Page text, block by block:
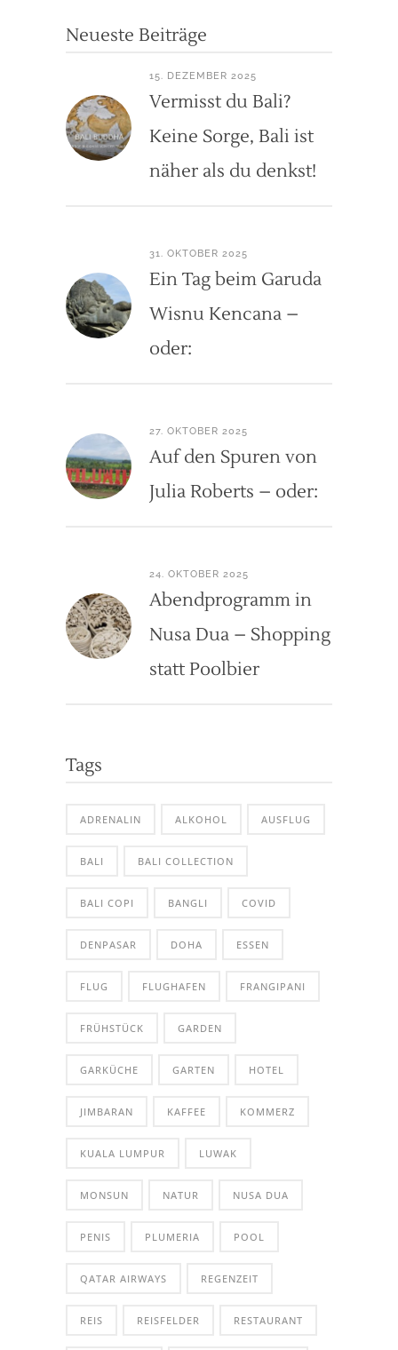
Neueste Beiträge
15. DEZEMBER 2025
Vermisst du Bali?
Keine Sorge, Bali ist
näher als du denkst!
31. OKTOBER 2025
Ein Tag beim Garuda
Wisnu Kencana –
oder:
27. OKTOBER 2025
Auf den Spuren von
Julia Roberts – oder:
24. OKTOBER 2025
Abendprogramm in
Nusa Dua – Shopping
statt Poolbier
Tags
ADRENALIN ALKOHOL AUSFLUG
BALI BALI COLLECTION
BALI COPI BANGLI COVID
DENPASAR DOHA ESSEN
FLUG FLUGHAFEN FRANGIPANI
FRÜHSTÜCK GARDEN
GARKÜCHE GARTEN HOTEL
JIMBARAN KAFFEE KOMMERZ
KUALA LUMPUR LUWAK
MONSUN NATUR NUSA DUA
PENIS PLUMERIA POOL
QATAR AIRWAYS REGENZEIT
REIS REISFELDER RESTAURANT